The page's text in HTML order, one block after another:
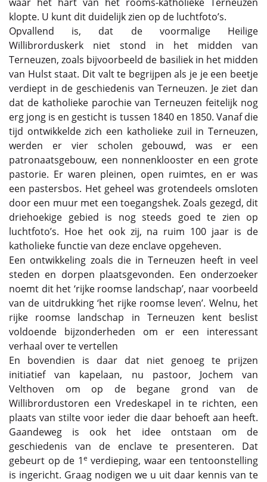
klopte. U kunt dit duidelijk zien op de luchtfoto’s.
Opvallend is, dat de voormalige Heilige
Willibrorduskerk niet stond in het midden van
Terneuzen, zoals bijvoorbeeld de basiliek in het midden
van Hulst staat. Dit valt te begrijpen als je je een beetje
verdiept in de geschiedenis van Terneuzen. Je ziet dan
dat de katholieke parochie van Terneuzen feitelijk nog
erg jong is en gesticht is tussen 1840 en 1850. Vanaf die
tijd ontwikkelde zich een katholieke zuil in Terneuzen,
werden er vier scholen gebouwd, was er een
patronaatsgebouw, een nonnenklooster en een grote
pastorie. Er waren pleinen, open ruimtes, en er was
een pastersbos. Het geheel was grotendeels omsloten
door een muur met een toegangshek. Zoals gezegd, dit
driehoekige gebied is nog steeds goed te zien op
luchtfoto’s. Hoe het ook zij, na ruim 100 jaar is de
katholieke functie van deze enclave opgeheven.
Een ontwikkeling zoals die in Terneuzen heeft in veel
steden en dorpen plaatsgevonden. Een onderzoeker
noemt dit het ‘rijke roomse landschap’, naar voorbeeld
van de uitdrukking ‘het rijke roomse leven’. Welnu, het
rijke roomse landschap in Terneuzen kent beslist
voldoende bijzonderheden om er een interessant
verhaal over te vertellen
En bovendien is daar dat niet genoeg te prijzen
initiatief van kapelaan, nu pastoor, Jochem van
Velthoven om op de begane grond van de
Willibrordustoren een Vredeskapel in te richten, een
plaats van stilte voor ieder die daar behoeft aan heeft.
Gaandeweg is ook het idee ontstaan om de
geschiedenis van de enclave te presenteren. Dat
gebeurt op de 1e verdieping, waar een tentoonstelling
is ingericht. Graag nodigen we u uit daar kennis van te